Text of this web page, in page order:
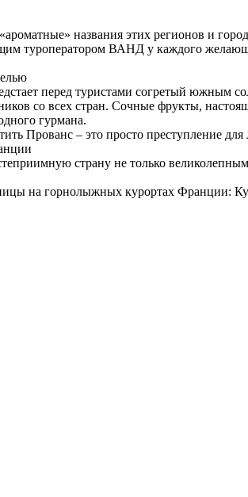
названия этих регионов и
туроператором ВАНД у каждого
перед туристами согретый южным
со всех стран. Сочные фрукты,
гурмана.
Прованс – это просто преступление
страну не только
на горнолыжных курортах Франции: